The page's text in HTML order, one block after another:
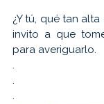
¿Y tú, qué tan alta
invito a que
para averiguarlo.
.
.
.